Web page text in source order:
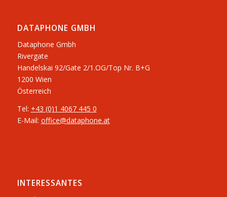
DATAPHONE GMBH
Dataphone Gmbh
Rivergate
​Handelskai 92/Gate 2/1.OG/Top Nr. B+G
1200 Wien
Österreich
Tel: +43 (0)1 4067 445 0
E-Mail: office@dataphone.at
INTERESSANTES